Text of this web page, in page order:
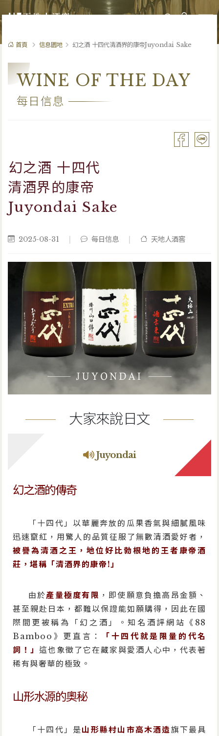
首頁 信息園地 幻之酒 十四代清酒界的康帝Juyondai Sake
WINE OF THE DAY
每日信息
幻之酒 十四代
清酒界的康帝
Juyondai Sake
2025-08-31 每日信息 天地人酒窖
大家來說日文
Juyondai
幻之酒的傳奇
「十四代」以華麗奔放的瓜果香氣與細膩風味
迅速竄紅，用驚人的品質征服了無數清酒愛好者，
被譽為清酒之王，地位好比勃根地的王者康帝酒
莊，堪稱「清酒界的康帝!」
由於產量極度有限 ，即使願意負擔高昂金額、
甚至親赴日本，都難以保證能如願購得，因此在國
際間更被稱為「幻之酒」。知名酒評網站《88
Bamboo》更直言：
「十四代就是限量的代名
詞！」 這也象徵了它在藏家與愛酒人心中，代表著
稀有與奢華的極致。
山形水源的奧秘
「十四代」是山形縣村山市高木酒造 旗下最具